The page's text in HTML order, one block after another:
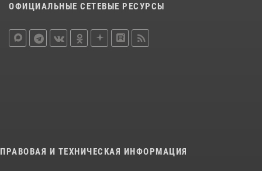
ОФИЦИАЛЬНЫЕ СЕТЕВЫЕ РЕСУРСЫ
ПРАВОВАЯ И ТЕХНИЧЕСКАЯ ИНФОРМАЦИЯ